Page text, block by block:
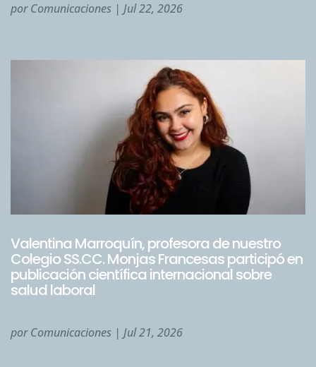
porComunicaciones | Jul 22, 2026
Valentina Marroquín, profesora de nuestro
Colegio SS.CC. Monjas Francesas participó en
publicación científica internacional sobre
salud laboral
porComunicaciones | Jul 21, 2026